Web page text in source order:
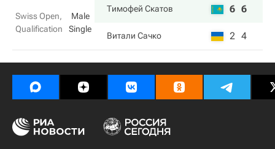
Swiss Open,
Qualification
Male
Single
Тимофей Скатов 6 6
Витали Сачко 2 4